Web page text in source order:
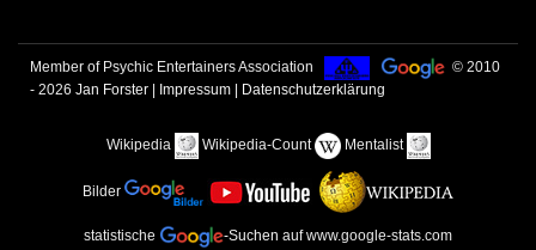
Member of Psychic Entertainers Association
© 2010
- 2026 Jan Forster Impressum | Datenschutzerklärung
Wikipedia Wikipedia-Count Mentalist
Bilder
statistische -Suchen auf www.google-stats.com